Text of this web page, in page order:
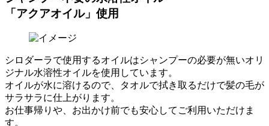
「アクアオイル」使用
シロダーラで使用するオイルはシャンプーの必要が無いオリ
ジナル水溶性オイルを使用しています。
オイルが水に溶けるので、タオルで拭き取るだけで髪の毛が
サラサラに仕上がります。
お仕事帰りや、お出かけ前でも安心してご利用いただけま
す。